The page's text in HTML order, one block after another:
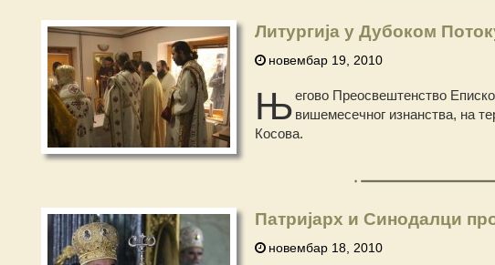
Литургија у Дубоком
новембар 19, 2010
Његово Преосвештенство
вишемесечног изнанства, на
Косова.
Патријарх и Синодалци
новембар 18, 2010